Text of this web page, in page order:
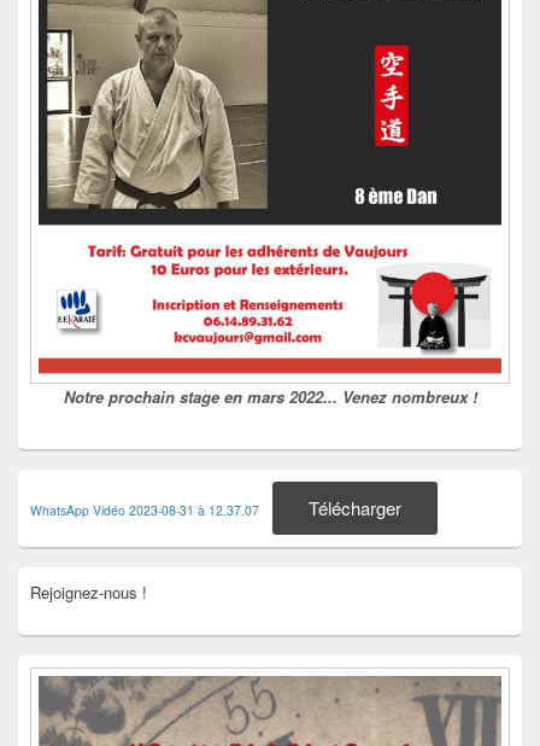
Notre prochain stage en mars 2022... Venez nombreux !
WhatsApp Vidéo 2023-08-31 à 12.37.07 Télécharger
Rejoignez-nous !